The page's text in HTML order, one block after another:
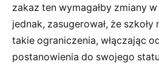
zakaz ten wymagałby zmiany
jednak, zasugerował, że
takie ograniczenia, włączając
postanowienia do swojego